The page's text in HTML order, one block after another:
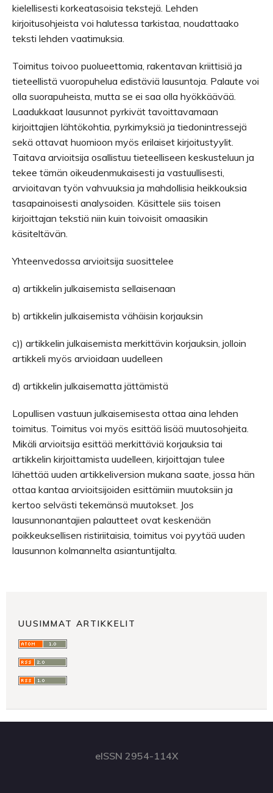
kielellisesti korkeatasoisia tekstejä. Lehden
kirjoitusohjeista voi halutessa tarkistaa, noudattaako
teksti lehden vaatimuksia.
Toimitus toivoo puolueettomia, rakentavan kriittisiä ja
tieteellistä vuoropuhelua edistäviä lausuntoja. Palaute voi
olla suorapuheista, mutta se ei saa olla hyökkäävää.
Laadukkaat lausunnot pyrkivät tavoittavamaan
kirjoittajien lähtökohtia, pyrkimyksiä ja tiedonintressejä
sekä ottavat huomioon myös erilaiset kirjoitustyylit.
Taitava arvioitsija osallistuu tieteelliseen keskusteluun ja
tekee tämän oikeudenmukaisesti ja vastuullisesti,
arvioitavan työn vahvuuksia ja mahdollisia heikkouksia
tasapainoisesti analysoiden. Käsittele siis toisen
kirjoittajan tekstiä niin kuin toivoisit omaasikin
käsiteltävän.
Yhteenvedossa arvioitsija suosittelee
a) artikkelin julkaisemista sellaisenaan
b) artikkelin julkaisemista vähäisin korjauksin
c)) artikkelin julkaisemista merkittävin korjauksin, jolloin
artikkeli myös arvioidaan uudelleen
d) artikkelin julkaisematta jättämistä
Lopullisen vastuun julkaisemisesta ottaa aina lehden
toimitus. Toimitus voi myös esittää lisää muutosohjeita.
Mikäli arvioitsija esittää merkittäviä korjauksia tai
artikkelin kirjoittamista uudelleen, kirjoittajan tulee
lähettää uuden artikkeliversion mukana saate, jossa hän
ottaa kantaa arvioitsijoiden esittämiin muutoksiin ja
kertoo selvästi tekemänsä muutokset. Jos
lausunnonantajien palautteet ovat keskenään
poikkeuksellisen ristiriitaisia, toimitus voi pyytää uuden
lausunnon kolmannelta asiantuntijalta.
UUSIMMAT ARTIKKELIT
eISSN 2954-114X